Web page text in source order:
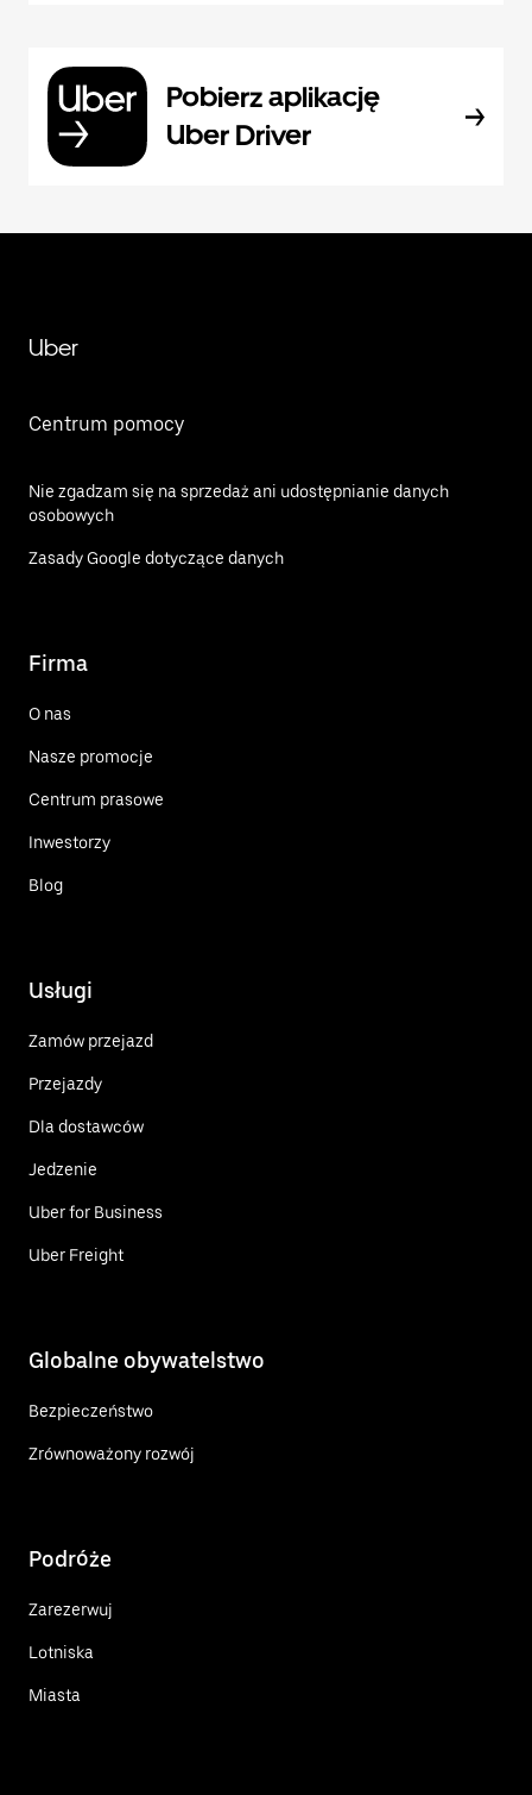
Pobierz aplikację
Uber Driver
Uber
Centrum pomocy
Nie zgadzam się na sprzedaż ani udostępnianie danych
osobowych
Zasady Google dotyczące danych
Firma
O nas
Nasze promocje
Centrum prasowe
Inwestorzy
Blog
Usługi
Zamów przejazd
Przejazdy
Dla dostawców
Jedzenie
Uber for Business
Uber Freight
Globalne obywatelstwo
Bezpieczeństwo
Zrównoważony rozwój
Podróże
Zarezerwuj
Lotniska
Miasta